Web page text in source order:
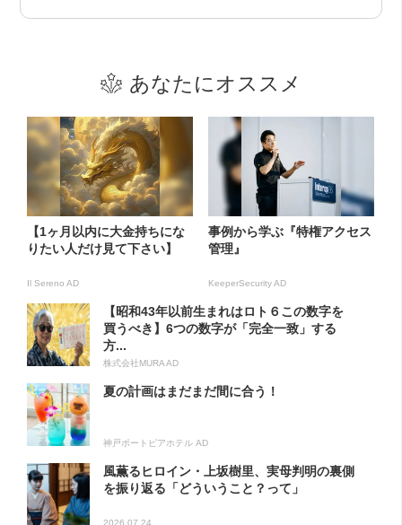
あなたにオススメ
【1ヶ月以内に大金持ちにな
りたい人だけ見て下さい】
Il Sereno AD
事例から学ぶ『特権アクセス
管理』
KeeperSecurity AD
【昭和43年以前生まれはロト６この数字を
買うべき】6つの数字が「完全一致」する
方...
株式会社MURA AD
夏の計画はまだまだ間に合う！
神戸ポートピアホテル AD
風薫るヒロイン・上坂樹里、実母判明の裏側
を振り返る「どういうこと？って」